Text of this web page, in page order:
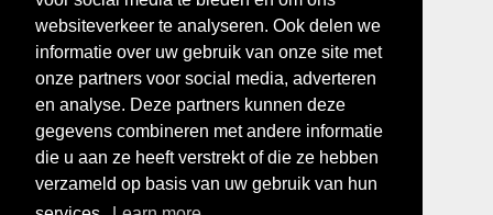
websiteverkeer te analyseren. Ook delen we
informatie over uw gebruik van onze site met
onze partners voor social media, adverteren
en analyse. Deze partners kunnen deze
gegevens combineren met andere informatie
die u aan ze heeft verstrekt of die ze hebben
verzameld op basis van uw gebruik van hun